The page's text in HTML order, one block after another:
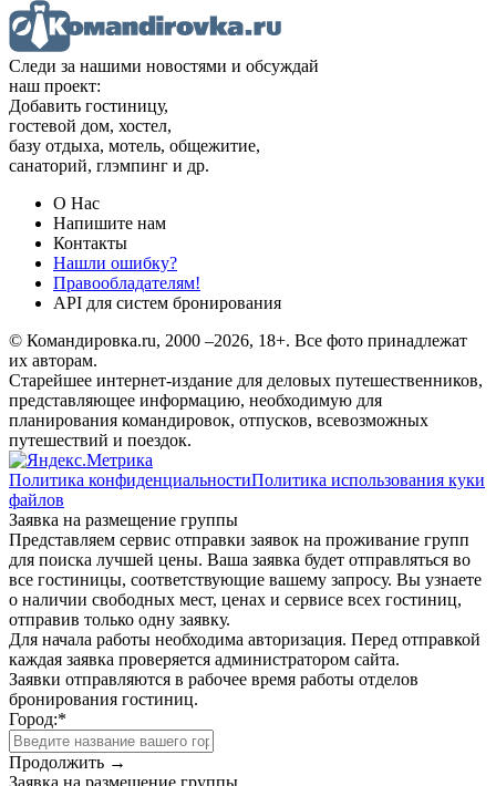
Следи за нашими новостями и обсуждай
наш проект:
Добавить гостиницу,
гостевой дом, хостел,
базу отдыха, мотель, общежитие,
санаторий, глэмпинг и др.
О Нас
Напишите нам
Контакты
Нашли ошибку?
Правообладателям!
API для систем бронирования
© Командировка.ru, 2000 –2026, 18+. Все фото принадлежат
их авторам.
Старейшее интернет-издание для деловых путешественников,
представляющее информацию, необходимую для
планирования командировок, отпусков, всевозможных
путешествий и поездок.
Политика конфиденциальностиПолитика использования куки
файлов
Заявка на размещение группы
Представляем сервис отправки заявок на проживание групп
для поиска лучшей цены. Ваша заявка будет отправляться во
все гостиницы, соответствующие вашему запросу. Вы узнаете
о наличии свободных мест, ценах и сервисе всех гостиниц,
отправив только одну заявку.
Для начала работы необходима авторизация. Перед отправкой
каждая заявка проверяется администратором сайта.
Заявки отправляются в рабочее время работы отделов
бронирования гостиниц.
Город:*
Продолжить →
Заявка на размещение группы